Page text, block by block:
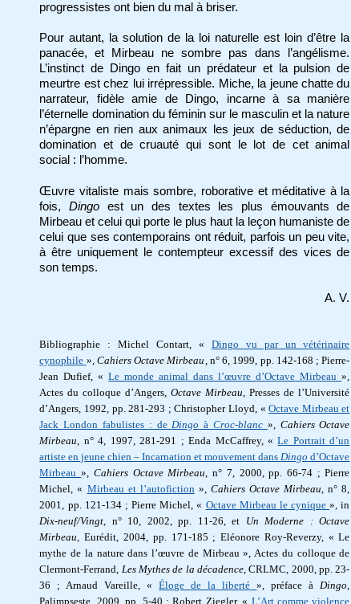
progressistes ont bien du mal à briser.
Pour autant, la solution de la loi naturelle est loin d’être la
panacée, et Mirbeau ne sombre pas dans l’angélisme.
L’instinct de Dingo en fait un prédateur et la pulsion de
meurtre est chez lui irrépressible. Miche, la jeune chatte du
narrateur, fidèle amie de Dingo, incarne à sa manière
l’éternelle domination du féminin sur le masculin et la nature
n’épargne en rien aux animaux les jeux de séduction, de
domination et de cruauté qui sont le lot de cet animal
social : l’homme.
Œuvre vitaliste mais sombre, roborative et méditative à la
fois,Dingo est un des textes les plus émouvants de
Mirbeau et celui qui porte le plus haut la leçon humaniste de
celui que ses contemporains ont réduit, parfois un peu vite,
à être uniquement le contempteur excessif des vices de
son temps.
A. V.
Bibliographie : Michel Contart, « Dingo vu par un vétérinaire
cynophile », Cahiers Octave Mirbeau , n° 6, 1999, pp. 142-168 ; Pierre-
Jean Dufief, «Le monde animal dans l’œuvre d’Octave Mirbeau»,
Actes du colloque d’Angers,Octave Mirbeau , Presses de l’Université
d’Angers, 1992, pp. 281-293 ; Christopher Lloyd, «Octave Mirbeau et
Jack London fabulistes : de Dingo à Croc-blanc », Cahiers Octave
Mirbeau , n° 4, 1997, 281-291 ; Enda McCaffrey, «Le Portrait d’un
artiste en jeune chien – Incarnation et mouvement dans Dingo d’Octave
Mirbeau», Cahiers Octave Mirbeau , n° 7, 2000, pp. 66-74 ; Pierre
Michel, « Mirbeau et l’autofiction », Cahiers Octave Mirbeau , n° 8,
2001, pp. 121-134 ; Pierre Michel, « Octave Mirbeau le cynique», in
Dix-neuf/Vingt , n° 10, 2002, pp. 11-26, et Un Moderne : Octave
Mirbeau , Eurédit, 2004, pp. 171-185 ; Eléonore Roy-Reverzy, « Le
mythe de la nature dans l’œuvre de Mirbeau », Actes du colloque de
Clermont-Ferrand, Les Mythes de la décadence , CRLMC, 2000, pp. 23-
36 ; Arnaud Vareille, «Éloge de la liberté», préface à Dingo
Palimpseste, 2009, pp. 5-40 ; Robert Ziegler, « L’Art comme violence